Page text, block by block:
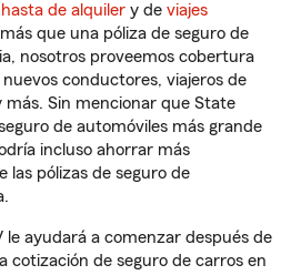
de alquiler y de viajes
que una póliza de seguro de
nosotros proveemos cobertura
conductores, viajeros de
más. Sin mencionar que State
de automóviles más grande
incluso ahorrar más
las pólizas de seguro de
le ayudará a comenzar después de
cotización de seguro de carros en